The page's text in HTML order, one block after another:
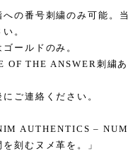
の番号刺繍のみ可能。
。
ールドのみ。
OF THE ANSWER刺繍
ご連絡ください。
AUTHENTICS –
を刻むヌメ革を。」